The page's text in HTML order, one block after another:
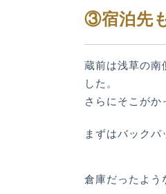
③宿泊先
蔵前は浅草の南
した。
さらにそこがか
まずはバックパ
倉庫だったよう